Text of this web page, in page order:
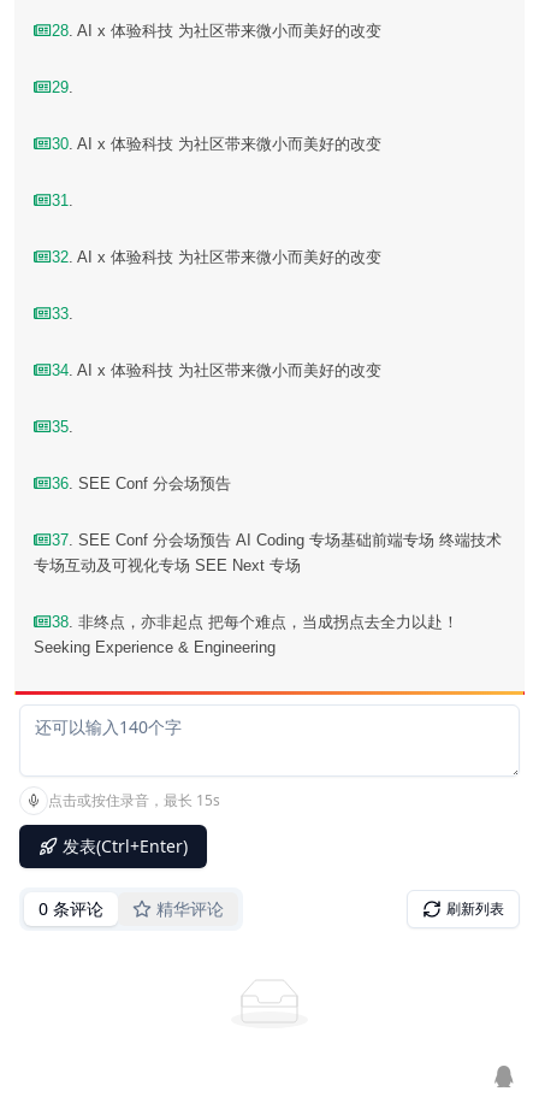
28. AI x 体验科技 为社区带来微小而美好的改变
29.
30. AI x 体验科技 为社区带来微小而美好的改变
31.
32. AI x 体验科技 为社区带来微小而美好的改变
33.
34. AI x 体验科技 为社区带来微小而美好的改变
35.
36. SEE Conf 分会场预告
37. SEE Conf 分会场预告 AI Coding 专场基础前端专场 终端技术
专场互动及可视化专场 SEE Next 专场
38. 非终点，亦非起点 把每个难点，当成拐点去全力以赴！
Seeking Experience & Engineering